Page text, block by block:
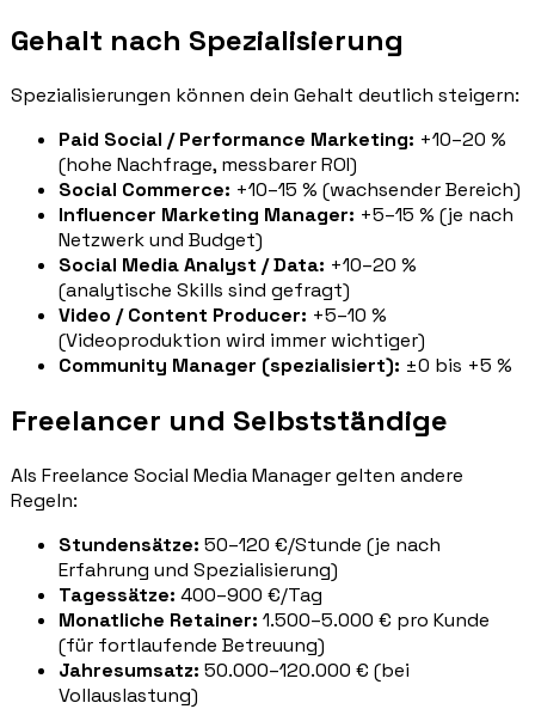
Gehalt nach Spezialisierung
Spezialisierungen können dein Gehalt deutlich steigern:
Paid Social / Performance Marketing: +10–20 %
(hohe Nachfrage, messbarer ROI)
Social Commerce: +10–15 % (wachsender Bereich)
Influencer Marketing Manager: +5–15 % (je nach
Netzwerk und Budget)
Social Media Analyst / Data: +10–20 %
(analytische Skills sind gefragt)
Video / Content Producer: +5–10 %
(Videoproduktion wird immer wichtiger)
Community Manager (spezialisiert): ±0 bis +5 %
Freelancer und Selbstständige
Als Freelance Social Media Manager gelten andere
Regeln:
Stundensätze: 50–120 €/Stunde (je nach
Erfahrung und Spezialisierung)
Tagessätze: 400–900 €/Tag
Monatliche Retainer: 1.500–5.000 € pro Kunde
(für fortlaufende Betreuung)
Jahresumsatz: 50.000–120.000 € (bei
Vollauslastung)